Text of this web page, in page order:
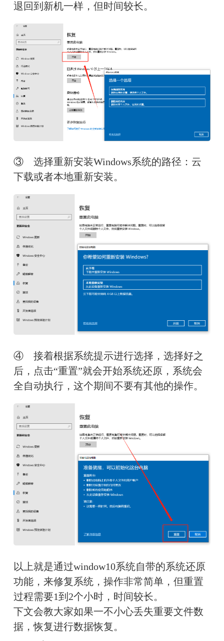
退回到新机一样，但时间较长。
③　选择重新安装Windows系统的路径：云
下载或者本地重新安装。
④　接着根据系统提示进行选择，选择好之
后，点击“重置”就会开始系统还原，系统会
全自动执行，这个期间不要有其他的操作。
以上就是通过window10系统自带的系统还原
功能，来修复系统，操作非常简单，但重置
过程需要1到2个小时，时间较长。
下文会教大家如果一不小心丢失重要文件数
据，恢复进行数据恢复。